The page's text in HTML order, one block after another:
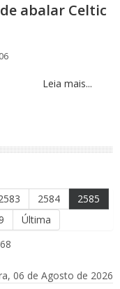
abalar Celtic
Leia mais...
2584
2585
Última
06 de Agosto de 2026